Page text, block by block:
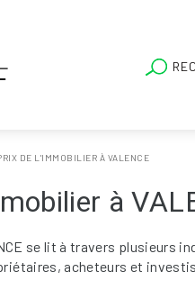
DE L'IMMOBILIER À VALENCE
à
se lit à travers plusieurs
acheteurs et